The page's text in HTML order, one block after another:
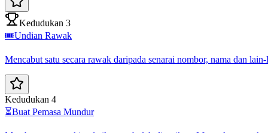
Kedudukan 3
🎟️Undian Rawak
Mencabut satu secara rawak daripada senarai nombor, nama dan
Kedudukan 4
⏳Buat Pemasa Mundur